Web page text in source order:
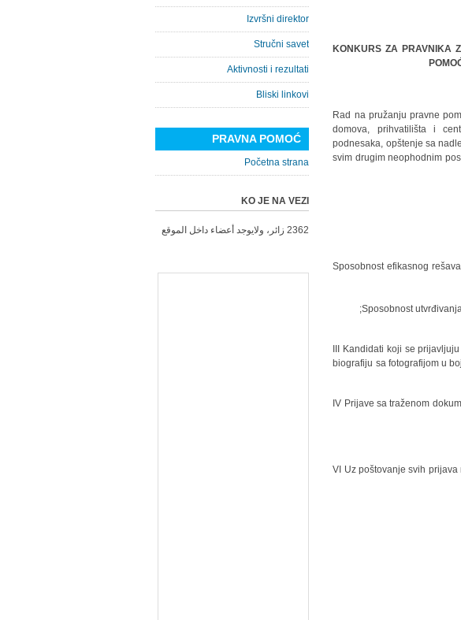
KONKURS ZA PRAVNIKA
Rad na pružanju pravne
domova, prihvatilišta i
podnesaka, opštenje sa
svim drugim neophodnim
4. Sposobnost efikasnog
III Kandidati koji se
biografiju sa fotografijom u
IV Prijave sa traženom
VI Uz poštovanje svih
Izvršni direktor
Stručni savet
Aktivnosti i rezultati
Bliski linkovi
PRAVNA POMOĆ
Početna strana
KO JE NA VEZI
2362 زائر، ولايوجد أعضاء داخل الموقع